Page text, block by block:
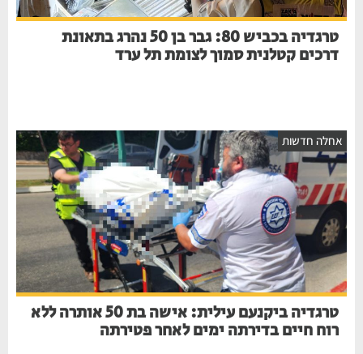
טרגדיה בכביש 80: גבר בן 50 נהרג בתאונת
דרכים קטלנית סמוך לצומת תל ערד
חדשות
טרגדיה ביקנעם עילית: אישה בת 50 אותרה ללא
רוח חיים בדירתה ימים לאחר פטירתה